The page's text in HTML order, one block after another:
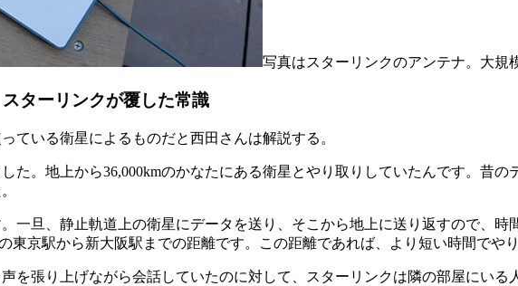
写真はスターリンクのアンテナ。大規
ターリンクが覆した常識
ている衛星によるものだと西田さんは解説する。
た。地上から36,000kmのかなたにある衛星とやり取りしていたんです。昔
一旦、静止軌道上の衛星にデータを送り、そこから地上に送り返すので、
東京駅から新大阪駅までの距離です。この距離であれば、より短い時間でや
を張り上げながら会話していたのに対して、スターリンクは隣の部屋にい